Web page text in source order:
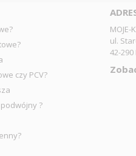
czy PCV?
?
MOJE-
ul.
42-